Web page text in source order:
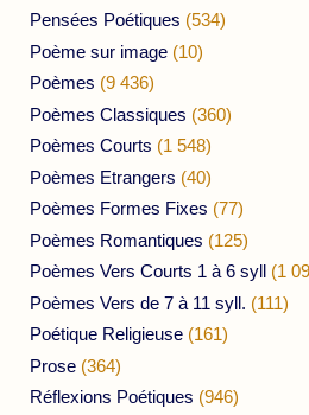
Pensées Poétiques (534)
Poème sur image (10)
Poèmes (9 436)
Poèmes Classiques (360)
Poèmes Courts (1 548)
Poèmes Etrangers (40)
Poèmes Formes Fixes (77)
Poèmes Romantiques (125)
Poèmes Vers Courts 1 à 6 syll (1
Poèmes Vers de 7 à 11 syll. (111)
Poétique Religieuse (161)
Prose (364)
Réflexions Poétiques (946)